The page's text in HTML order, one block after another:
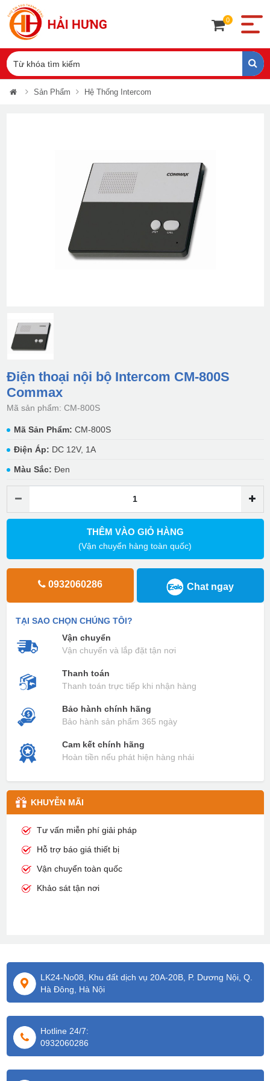
0
Sản Phẩm Hệ Thống Intercom
Điện thoại nội bộ Intercom CM-800S
Commax
Mã sản phẩm: CM-800S
Mã Sản Phẩm: CM-800S
Điện Áp: DC 12V, 1A
Màu Sắc: Đen
THÊM VÀO GIỎ HÀNG
(Vận chuyển hàng toàn quốc)
0932060286 Chat ngay
TẠI SAO CHỌN CHÚNG TÔI?
Vận chuyển
Vận chuyển và lắp đặt tận nơi
Thanh toán
Thanh toán trực tiếp khi nhận hàng
Bảo hành chính hãng
Bảo hành sản phẩm 365 ngày
Cam kết chính hãng
Hoàn tiền nếu phát hiện hàng nhái
KHUYỄN MÃI
Tư vấn miễn phí giải pháp
Hỗ trợ báo giá thiết bị
Vận chuyển toàn quốc
Khảo sát tận nơi
LK24-No08, Khu đất dịch vụ 20A-20B, P. Dương Nội, Q.
Hà Đông, Hà Nội
Hotline 24/7:
0932060286